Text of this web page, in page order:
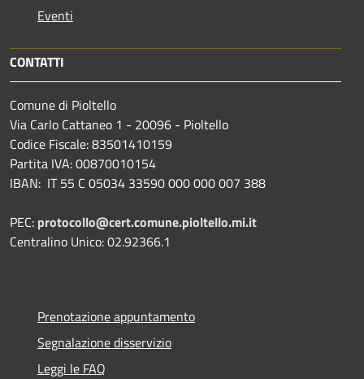
Eventi
CONTATTI
Comune di Pioltello
Via Carlo Cattaneo 1 - 20096 - Pioltello
Codice Fiscale: 83501410159
Partita IVA: 00870010154
IBAN: IT 55 C 05034 33590 000 000 007 388
PEC: protocollo@cert.comune.pioltello.mi.it
Centralino Unico: 02.92366.1
Prenotazione appuntamento
Segnalazione disservizio
Leggi le FAQ